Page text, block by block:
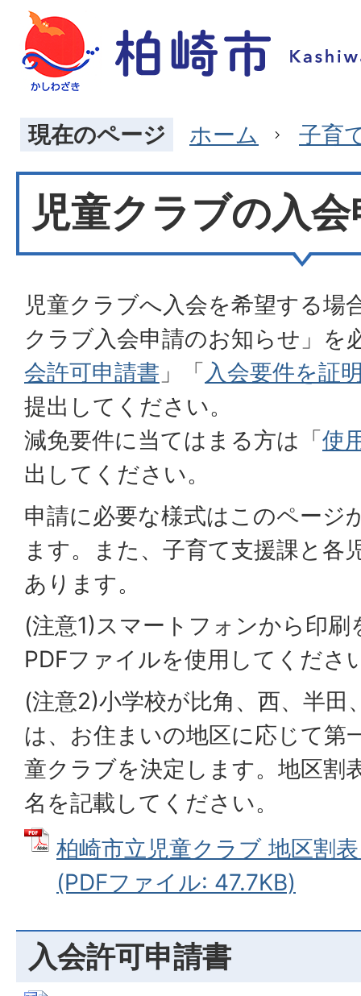
現在のページ ホーム 子育
児童クラブの入
児童クラブへ入会を希望する場
クラブ入会申請のお知らせ」を
会許可申請書 」「 入会要件を証
提出してください。
減免要件に当てはまる方は「使
出してください。
申請に必要な様式はこのページ
ます。また、子育て支援課と各
あります。
(注意1)スマートフォンから印
PDFファイルを使用してくださ
(注意2)小学校が比角、西、半田
は、お住まいの地区に応じて第
童クラブを決定します。地区割
名を記載してください。
柏崎市立児童クラブ 地区割
(PDFファイル: 47.7KB)
入会許可申請書